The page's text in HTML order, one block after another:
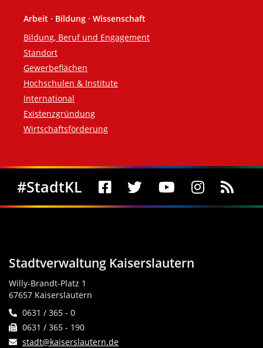
Arbeit · Bildung · Wissenschaft
Bildung, Beruf und Engagement
Standort
Gewerbeflächen
Hochschulen & Institute
International
Existenzgründung
Wirtschaftsförderung
Social Media
#StadtKL
Stadtverwaltung Kaiserslautern
Willy-Brandt-Platz 1
67657 Kaiserslautern
0631 / 365 - 0
0631 / 365 - 190
stadt@kaiserslautern.de